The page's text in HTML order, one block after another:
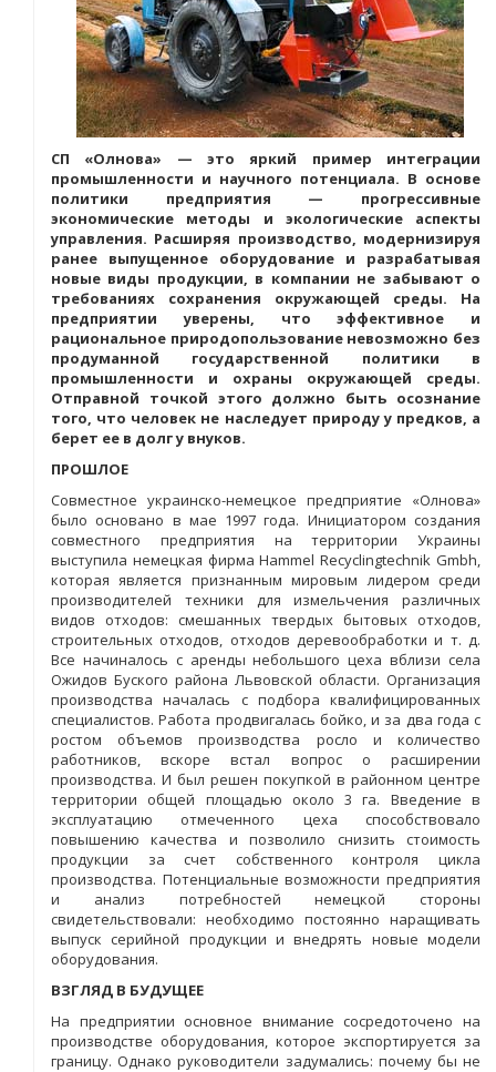
СП «Олнова» — это яркий пример интеграции
промышленности и научного потенциала. В основе
политики предприятия — прогрессивные
экономические методы и экологические аспекты
управления. Расширяя производство, модернизируя
ранее выпущенное оборудование и разрабатывая
новые виды продукции, в компании не забывают о
требованиях сохранения окружающей среды. На
предприятии уверены, что эффективное и
рациональное природопользование невозможно без
продуманной государственной политики в
промышленности и охраны окружающей среды.
Отправной точкой этого должно быть осознание
того, что человек не наследует природу у предков, а
берет ее в долг у внуков.
ПРОШЛОЕ
Совместное украинско-немецкое предприятие «Олнова»
было основано в мае 1997 года. Инициатором создания
совместного предприятия на территории Украины
выступила немецкая фирма Hammel Recyclingtechnik Gmbh,
которая является признанным мировым лидером среди
производителей техники для измельчения различных
видов отходов: смешанных твердых бытовых отходов,
строительных отходов, отходов деревообработки и т. д.
Все начиналось с аренды небольшого цеха вблизи села
Ожидов Буского района Львовской области. Организация
производства началась с подбора квалифицированных
специалистов. Работа продвигалась бойко, и за два года с
ростом объемов производства росло и количество
работников, вскоре встал вопрос о расширении
производства. И был решен покупкой в районном центре
территории общей площадью около 3 га. Введение в
эксплуатацию отмеченного цеха способствовало
повышению качества и позволило снизить стоимость
продукции за счет собственного контроля цикла
производства. Потенциальные возможности предприятия
и анализ потребностей немецкой стороны
свидетельствовали: необходимо постоянно наращивать
выпуск серийной продукции и внедрять новые модели
оборудования.
ВЗГЛЯД В БУДУЩЕЕ
На предприятии основное внимание сосредоточено на
производстве оборудования, которое экспортируется за
границу. Однако руководители задумались: почему бы не